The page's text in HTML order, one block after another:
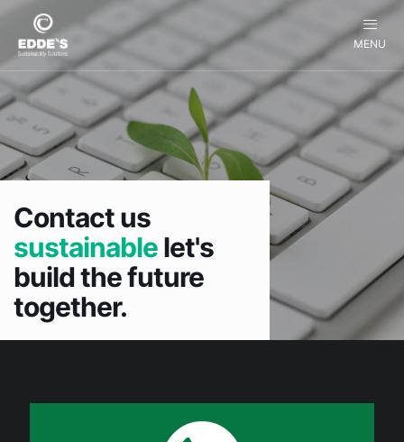
MENU
Contact us
sustainablelet's
build the future
together.